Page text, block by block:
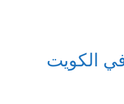
الكويت